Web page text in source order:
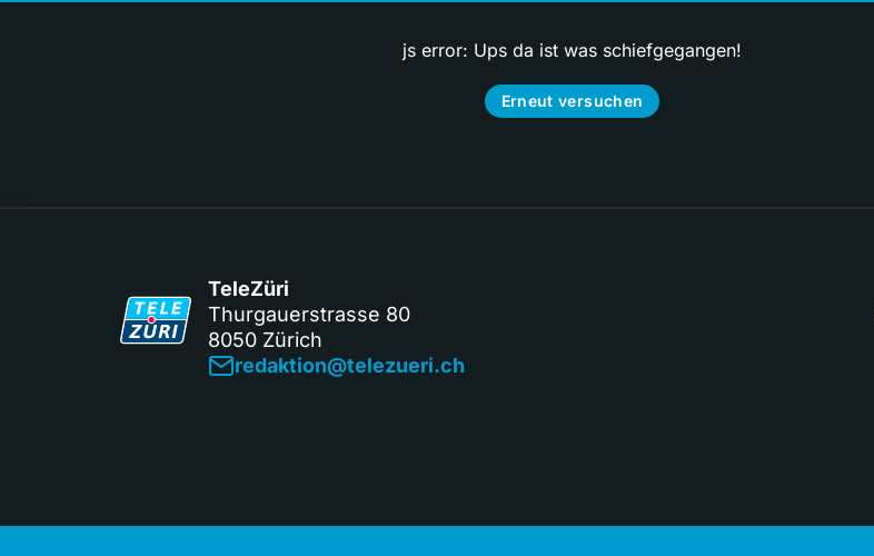
js error: Ups da ist was schiefgegangen!
Erneut versuchen
TeleZüri
Thurgauerstrasse 80
8050 Zürich
redaktion@telezueri.ch